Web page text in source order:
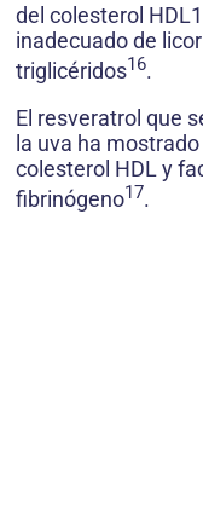
del colesterol
inadecuado de
triglicéridos16.
El resveratrol que
la uva ha
colesterol HDL y
fibrinógeno17.